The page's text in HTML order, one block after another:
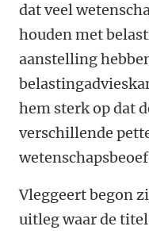
dat veel
houden met
aanstelling
hem sterk op dat
verschillende
Vleggeert begon
uitleg waar de